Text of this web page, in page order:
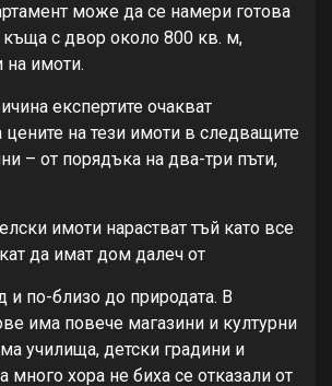
може да се намери готова
къща с двор около 800 кв. м,
на имоти.
експертите очакват
на тези имоти в следващите
– от порядъка на два-три пъти,
имоти нарастват тъй като все
да имат дом далеч от
и по-близо до природата. В
има повече магазини и културни
училища, детски градини и
много хора не биха се отказали от